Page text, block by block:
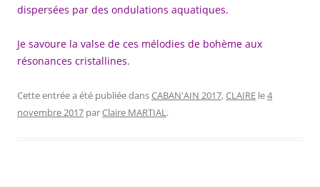
dispersées par des ondulations aquatiques.
Je savoure la valse de ces mélodies de bohème aux
résonances cristallines.
Cette entrée a été publiée dansCABAN'AIN 2017,CLAIRE le4
novembre 2017 parClaire MARTIAL.